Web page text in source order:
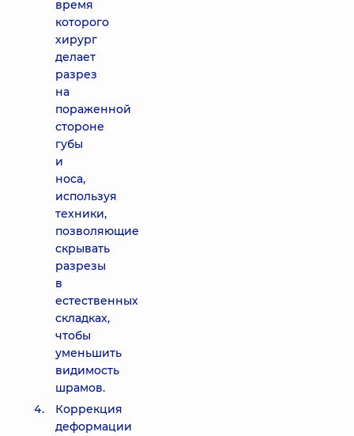
время
которого
хирург
делает
разрез
на
пораженной
стороне
губы
и
носа,
используя
техники,
позволяющие
скрывать
разрезы
в
естественных
складках,
чтобы
уменьшить
видимость
шрамов.
Коррекция
деформации